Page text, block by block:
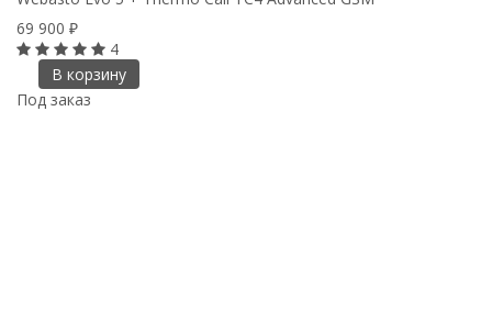
69 900 ₽
4
В корзину
Под заказ